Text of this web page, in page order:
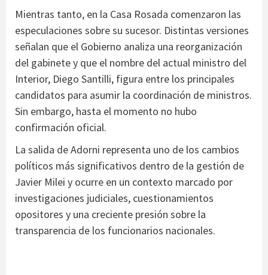
Mientras tanto, en la Casa Rosada comenzaron las
especulaciones sobre su sucesor. Distintas versiones
señalan que el Gobierno analiza una reorganización
del gabinete y que el nombre del actual ministro del
Interior, Diego Santilli, figura entre los principales
candidatos para asumir la coordinación de ministros.
Sin embargo, hasta el momento no hubo
confirmación oficial.
La salida de Adorni representa uno de los cambios
políticos más significativos dentro de la gestión de
Javier Milei y ocurre en un contexto marcado por
investigaciones judiciales, cuestionamientos
opositores y una creciente presión sobre la
transparencia de los funcionarios nacionales.